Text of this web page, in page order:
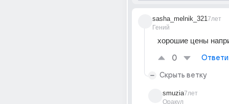
sasha_melnik_321
Гений
7лет
хорошие цены
0
Скрыть ветку
smuzia
Оракул
7лет